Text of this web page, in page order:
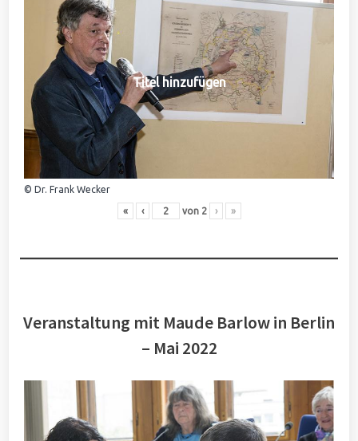
Titel hinzufügen
© Dr. Frank Wecker
« ‹ von 2 › »
Veranstaltung mit Maude Barlow in Berlin
– Mai 2022